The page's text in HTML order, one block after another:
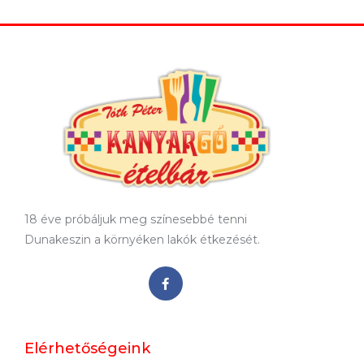
18 éve próbáljuk meg színesebbé tenni
Dunakeszin a környéken lakók étkezését.
Elérhetőségeink